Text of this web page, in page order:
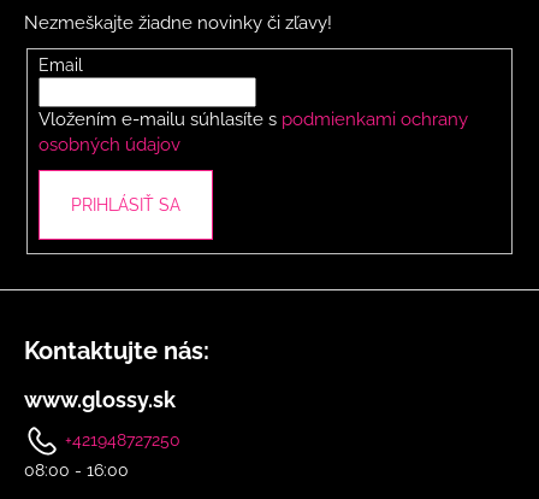
Nezmeškajte žiadne novinky či zľavy!
Email
Vložením e-mailu súhlasíte s podmienkami ochrany
osobných údajov
PRIHLÁSIŤ SA
Kontaktujte nás:
www.glossy.sk
+421948727250
08:00 - 16:00